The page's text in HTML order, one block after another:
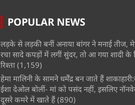
POPULAR NEWS
लड़के से लड़की बनीं अनाया बांगर ने मनाई तीज,
रचा सादे कपड़ों में लगीं सुंदर, तो आ गया शादी के
रिश्ता (1,159)
हेमा मालिनी के सामने धर्मेंद्र बन जाते हैं
ईशा देओल बोलीं- मां को पसंद नहीं, इसलिए
दूसरे कमरे में खाते हैं (890)